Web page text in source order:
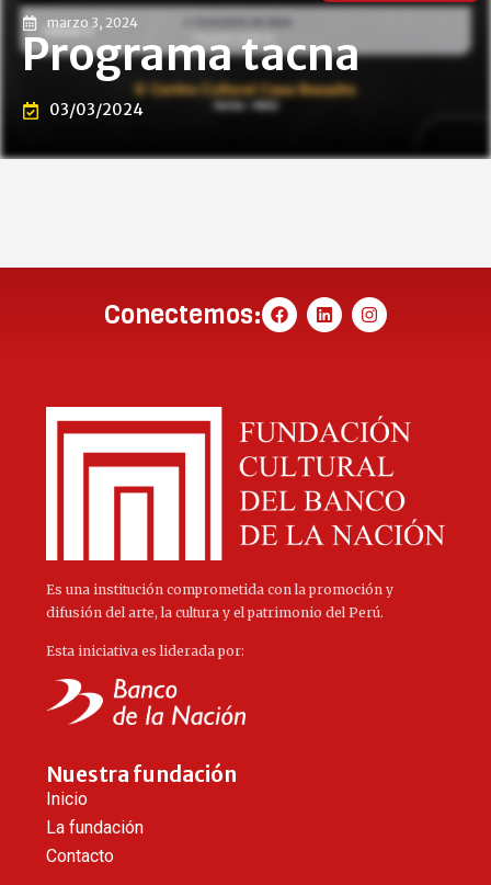
marzo 3, 2024
Programa tacna
03/03/2024
Conectemos:
Es una institución comprometida con la promoción y
difusión del arte, la cultura y el patrimonio del Perú.
Esta iniciativa es liderada por:
Nuestra fundación
Inicio
La fundación
Contacto